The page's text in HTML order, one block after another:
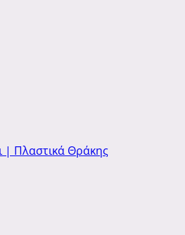
| Πλαστικά Θράκης